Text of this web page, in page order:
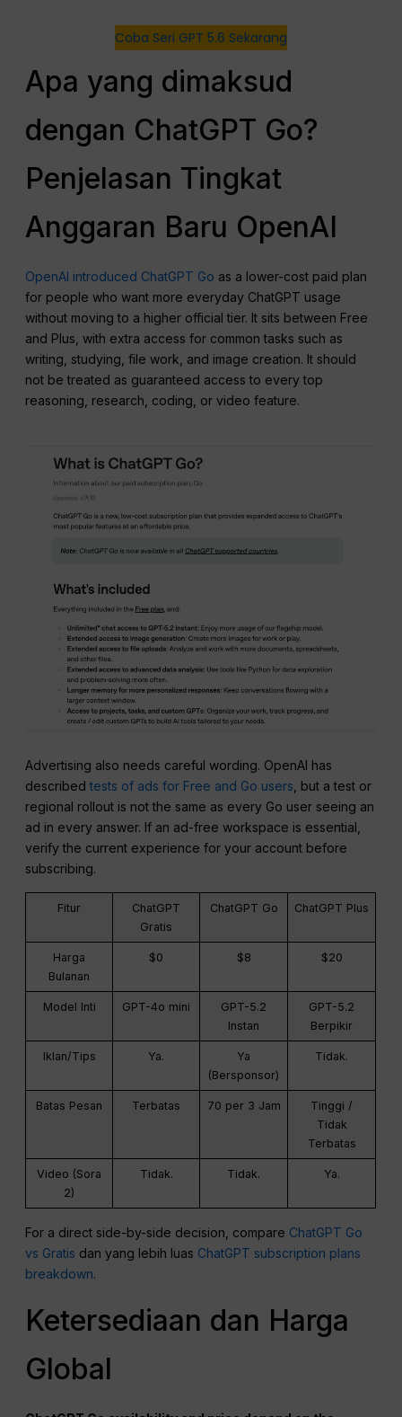
Coba Seri GPT 5.6 Sekarang
Apa yang dimaksud
dengan ChatGPT Go?
Penjelasan Tingkat
Anggaran Baru OpenAI
OpenAI introduced ChatGPT Go as a lower-cost paid plan
for people who want more everyday ChatGPT usage
without moving to a higher official tier. It sits between Free
and Plus, with extra access for common tasks such as
writing, studying, file work, and image creation. It should
not be treated as guaranteed access to every top
reasoning, research, coding, or video feature.
Advertising also needs careful wording. OpenAI has
describedtests of ads for Free and Go users , but a test or
regional rollout is not the same as every Go user seeing an
ad in every answer. If an ad-free workspace is essential,
verify the current experience for your account before
subscribing.
Fitur
ChatGPT
Gratis
ChatGPT Go ChatGPT Plus
Harga
Bulanan
$0 $8 $20
Model Inti GPT-4o mini
GPT-5.2
Instan
GPT-5.2
Berpikir
Iklan/Tips Ya.
Ya
(Bersponsor)
Tidak.
Batas Pesan Terbatas 70 per 3 Jam
Tinggi /
Tidak
Terbatas
Video (Sora
2)
Tidak. Tidak. Ya.
For a direct side-by-side decision, compare ChatGPT Go
vs Gratis dan yang lebih luas ChatGPT subscription plans
breakdown.
Ketersediaan dan Harga
Global